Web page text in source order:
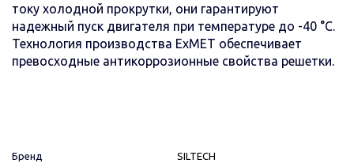
току холодной прокрутки, они гарантируют
надежный пуск двигателя при температуре до -40 °C.
Технология производства ExMET обеспечивает
превосходные антикоррозионные свойства решетки.
Бренд SILTECH